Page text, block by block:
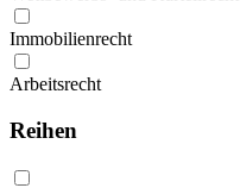
Immobilienrecht
Arbeitsrecht
Reihen